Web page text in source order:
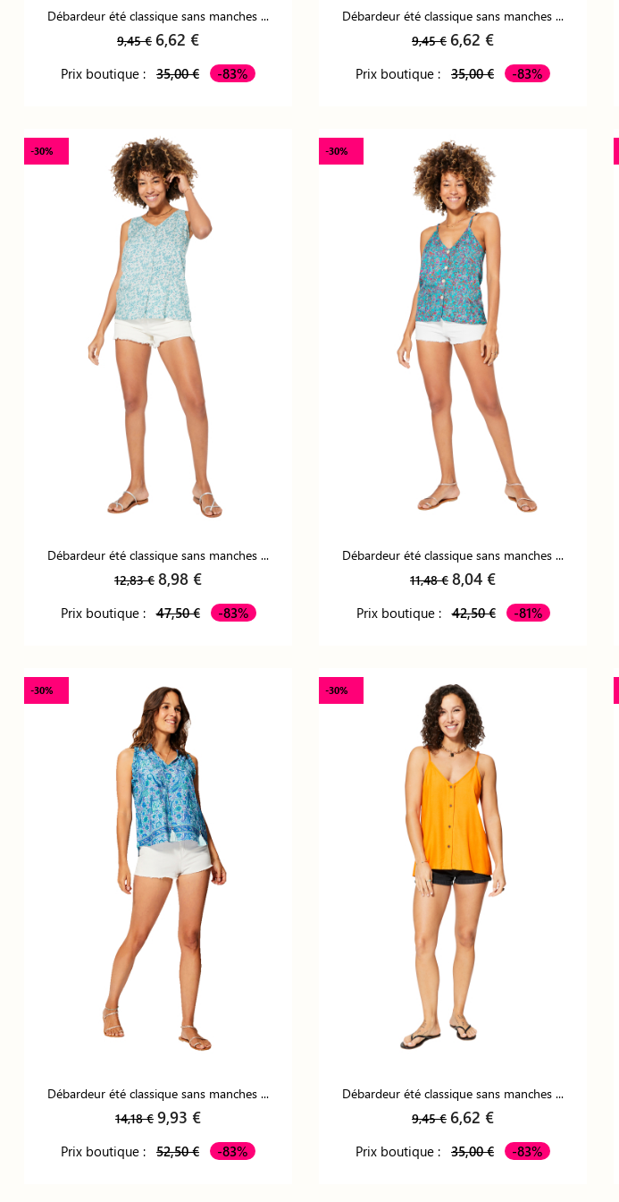
Débardeur été classique sans manches ...
9,45 € 6,62 €
Prix boutique : 35,00 € -83%
Débardeur été classique sans manches ...
9,45 € 6,62 €
Prix boutique : 35,00 € -83%
Débardeur été classique sans manches ...
12,83 € 8,98 €
Prix boutique : 47,50 € -83%
-30%
Débardeur été classique sans manches ...
11,48 € 8,04 €
Prix boutique : 42,50 € -81%
-30%
Débardeur été classique sans manches ...
14,18 € 9,93 €
Prix boutique : 52,50 € -83%
-30%
Débardeur été classique sans manches ...
9,45 € 6,62 €
Prix boutique : 35,00 € -83%
-30%